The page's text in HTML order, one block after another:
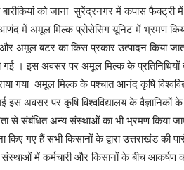
बारीकियां को जाना सुरेंद्रनगर में कपास
आणंद में अमूल मिल्क प्रोसेसिंग यूनिट में भ्रमण
और अमूल बटर का किस प्रकार उत्पादन किया
। इस अवसर पर अमूल मिल्क के प्रतिनिधियों
गया अमूल मिल्क के पश्चात आनंद कृषि
इस अवसर पर कृषि विश्वविद्यालय के वैज्ञानिकों के
से संबंधित अन्य संस्थाओं का भी भ्रमण किया
गए हैं सभी किसानों के द्वारा उत्तराखंड की
संस्थाओं में कर्मचारी और किसानों के बीच आकर्षण